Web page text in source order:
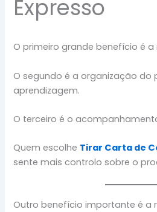
Expresso
O primeiro grande benefício é a
O segundo é a organização do
aprendizagem.
O terceiro é o
Quem escolhe Tirar Carta de
sente mais controlo sobre o
Outro benefício importante é a